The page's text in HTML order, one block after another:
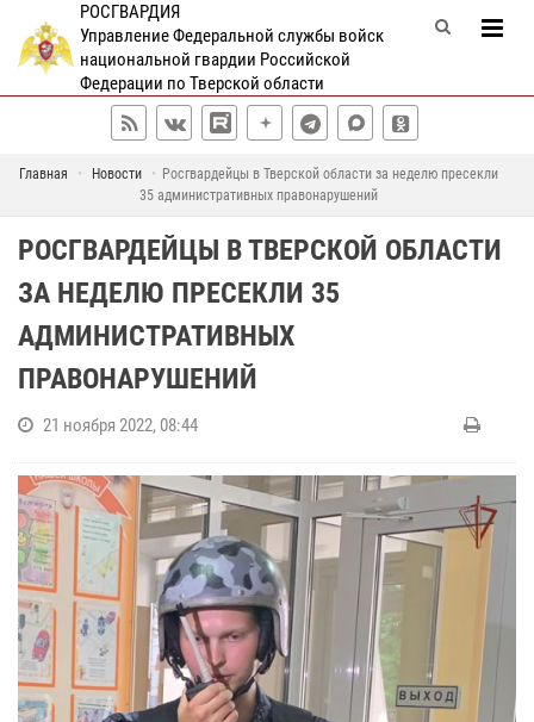
РОСГВАРДИЯ
Управление Федеральной службы войск
национальной гвардии Российской
Федерации по Тверской области
Главная Новости
Росгвардейцы в Тверской области за неделю пресекли
35 административных правонарушений
РОСГВАРДЕЙЦЫ В ТВЕРСКОЙ ОБЛАСТИ
ЗА НЕДЕЛЮ ПРЕСЕКЛИ 35
АДМИНИСТРАТИВНЫХ
ПРАВОНАРУШЕНИЙ
21 ноября 2022, 08:44